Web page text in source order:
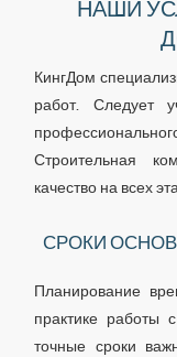
НАШИ
КингДом
работ. Следует
Строительная
качество на всех
СРОКИ
Планирование
практике работы
точные сроки